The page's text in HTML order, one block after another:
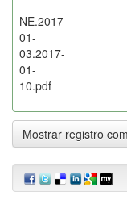
NE.2017-
01-
03.2017-
01-
10.pdf
Mostrar registro